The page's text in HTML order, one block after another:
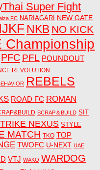
Super Fight
FC NARIAGARI NEW GATE
NKB NO KICK
Championship
PFC PFL POUNDOUT
REVOLUTION
REBELS
ROAD FC ROMAN
SCRAP＆BUILD SIT
NEXUS STYLE
MATCH TKO TOP
TWOFC U-NEXT UAE
VTJ WAKO WARDOG